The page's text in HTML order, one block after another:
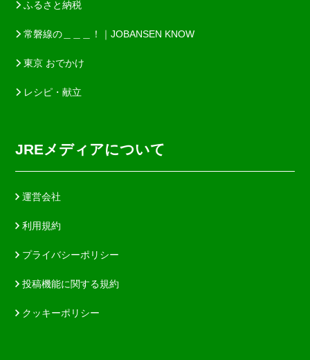
ふるさと納税
常磐線の＿＿＿！｜JOBANSEN KNOW
東京 おでかけ
レシピ・献立
JREメディアについて
運営会社
利用規約
プライバシーポリシー
投稿機能に関する規約
クッキーポリシー